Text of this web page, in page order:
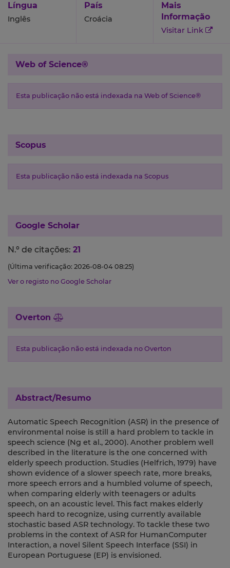
Língua
Inglês
País
Croácia
Mais
Informação
Visitar Link
Web of Science®
Esta publicação não está indexada na Web of Science®
Scopus
Esta publicação não está indexada na Scopus
Google Scholar
N.º de citações: 21
(Última verificação: 2026-08-04 08:25)
Ver o registo no Google Scholar
Overton
Esta publicação não está indexada no Overton
Abstract/Resumo
Automatic Speech Recognition (ASR) in the presence of
environmental noise is still a hard problem to tackle in
speech science (Ng et al., 2000). Another problem well
described in the literature is the one concerned with
elderly speech production. Studies (Helfrich, 1979) have
shown evidence of a slower speech rate, more breaks,
more speech errors and a humbled volume of speech,
when comparing elderly with teenagers or adults
speech, on an acoustic level. This fact makes elderly
speech hard to recognize, using currently available
stochastic based ASR technology. To tackle these two
problems in the context of ASR for HumanComputer
Interaction, a novel Silent Speech Interface (SSI) in
European Portuguese (EP) is envisioned.